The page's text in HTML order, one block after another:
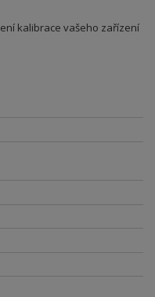
kalibrace vašeho zařízení